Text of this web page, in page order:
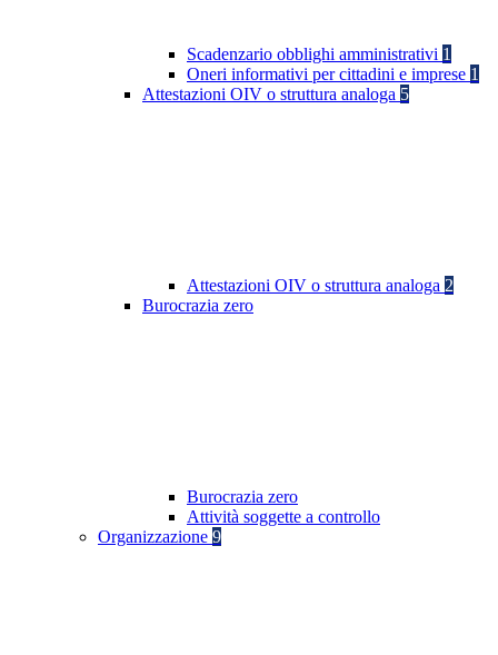
Scadenzario obblighi amministrativi 1
Oneri informativi per cittadini e imprese 1
Attestazioni OIV o struttura analoga 5
Attestazioni OIV o struttura analoga 2
Burocrazia zero
Burocrazia zero
Attività soggette a controllo
Organizzazione 9